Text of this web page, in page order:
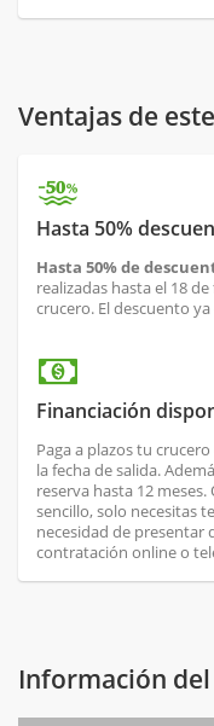
Ventajas de
Hasta 50%
Hasta 50% de
realizadas hasta el 18
crucero. El descuento
Financiación
Paga a plazos tu
la fecha de salida.
reserva hasta 12
sencillo, solo necesitas
necesidad de presentar
contratación online o
Información